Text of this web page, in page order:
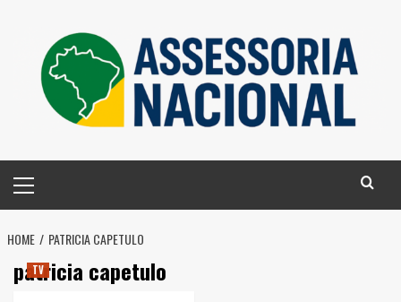
content
Menu
HOME PATRICIA CAPETULO
patricia capetulo
TV